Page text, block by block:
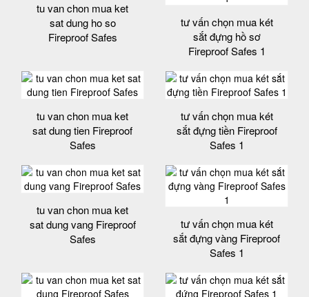
tu van chon mua ket
sat dung ho so
Fireproof Safes
tư vấn chọn mua két
sắt đựng hồ sơ
Fireproof Safes 1
tu van chon mua ket
sat dung tien Fireproof
Safes
tư vấn chọn mua két
sắt đựng tiền Fireproof
Safes 1
tu van chon mua ket
sat dung vang Fireproof
Safes
tư vấn chọn mua két
sắt đựng vàng Fireproof
Safes 1